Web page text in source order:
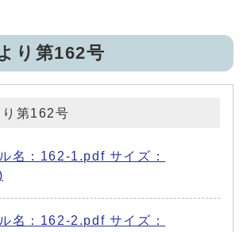
り第162号
第162号
名：162-1.pdf サイズ：
名：162-2.pdf サイズ：